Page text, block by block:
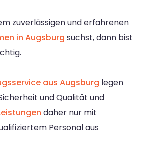
zuverlässigen und erfahrenen
in Augsburg suchst, dann bist
aus Augsburg legen
und Qualität und
daher nur mit
Personal aus